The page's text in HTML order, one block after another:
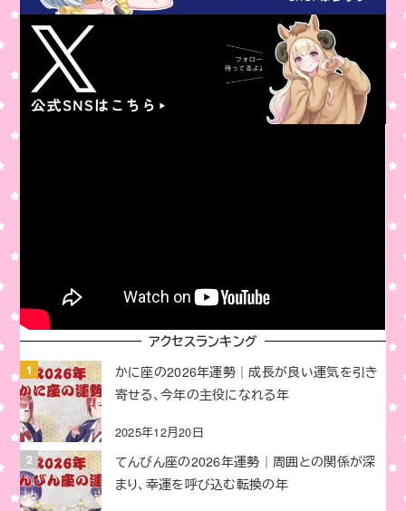
アクセスランキング
かに座の2026年運勢｜成長が良い運気を引き
寄せる、今年の主役になれる年
2025年12月20日
てんびん座の2026年運勢｜周囲との関係が深
まり、幸運を呼び込む転換の年